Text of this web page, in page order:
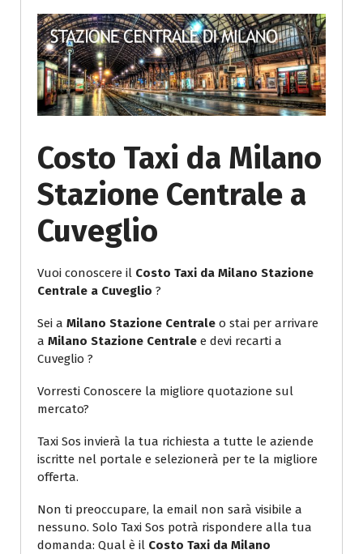
Costo Taxi da Milano
Stazione Centrale a
Cuveglio
Vuoi conoscere il Costo Taxi da Milano Stazione
Centrale a Cuveglio ?
Sei a Milano Stazione Centrale o stai per arrivare
a Milano Stazione Centrale e devi recarti a
Cuveglio ?
Vorresti Conoscere la migliore quotazione sul
mercato?
Taxi Sos invierà la tua richiesta a tutte le aziende
iscritte nel portale e selezionerà per te la migliore
offerta.
Non ti preoccupare, la email non sarà visibile a
nessuno. Solo Taxi Sos potrà rispondere alla tua
domanda: Qual è il Costo Taxi da Milano